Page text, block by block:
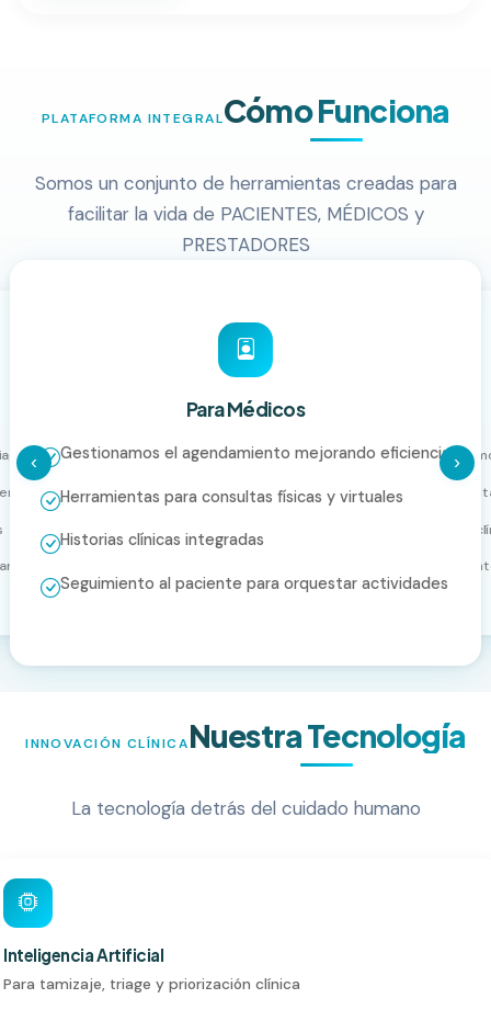
PLATAFORMA INTEGRALCómo Funciona
Somos un conjunto de herramientas creadas para
facilitar la vida de PACIENTES, MÉDICOS y
PRESTADORES
‹
salud
actividades
Para Médicos
Gestionamos el agendamiento mejorando eficiencia
Herramientas para consultas físicas y virtuales
Historias clínicas integradas
Seguimiento al paciente para orquestar actividades
Historias
›
INNOVACIÓN CLÍNICANuestra Tecnología
La tecnología detrás del cuidado humano
Inteligencia Artificial
Para tamizaje, triage y priorización clínica